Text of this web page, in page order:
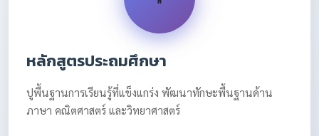
หลักสูตรประถมศึกษา
ปูพื้นฐานการเรียนรู้ที่แข็งแกร่ง พัฒนาทักษะพื้นฐานด้าน
ภาษา คณิตศาสตร์ และวิทยาศาสตร์